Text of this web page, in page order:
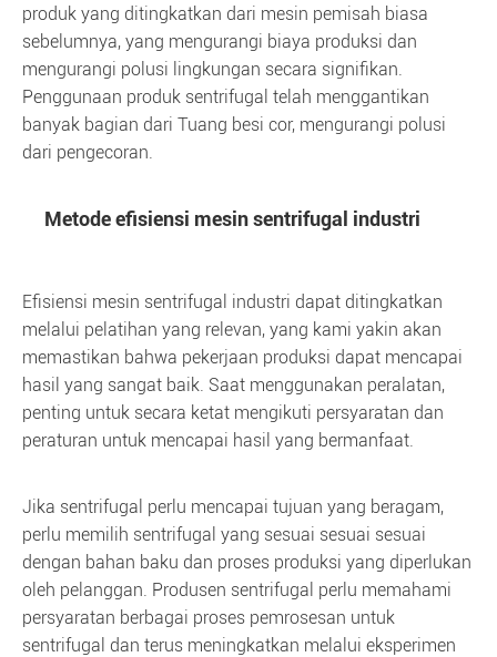
produk yang ditingkatkan dari mesin pemisah biasa
sebelumnya, yang mengurangi biaya produksi dan
mengurangi polusi lingkungan secara signifikan.
Penggunaan produk sentrifugal telah menggantikan
banyak bagian dari Tuang besi cor, mengurangi polusi
dari pengecoran.
Metode efisiensi mesin sentrifugal industri
Efisiensi mesin sentrifugal industri dapat ditingkatkan
melalui pelatihan yang relevan, yang kami yakin akan
memastikan bahwa pekerjaan produksi dapat mencapai
hasil yang sangat baik. Saat menggunakan peralatan,
penting untuk secara ketat mengikuti persyaratan dan
peraturan untuk mencapai hasil yang bermanfaat.
Jika sentrifugal perlu mencapai tujuan yang beragam,
perlu memilih sentrifugal yang sesuai sesuai sesuai
dengan bahan baku dan proses produksi yang diperlukan
oleh pelanggan. Produsen sentrifugal perlu memahami
persyaratan berbagai proses pemrosesan untuk
sentrifugal dan terus meningkatkan melalui eksperimen